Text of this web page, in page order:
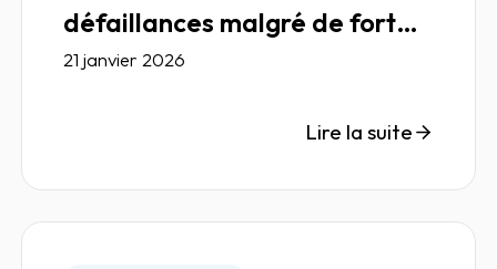
défaillances malgré de fortes
disparités sectorielles
21 janvier 2026
Lire la suite